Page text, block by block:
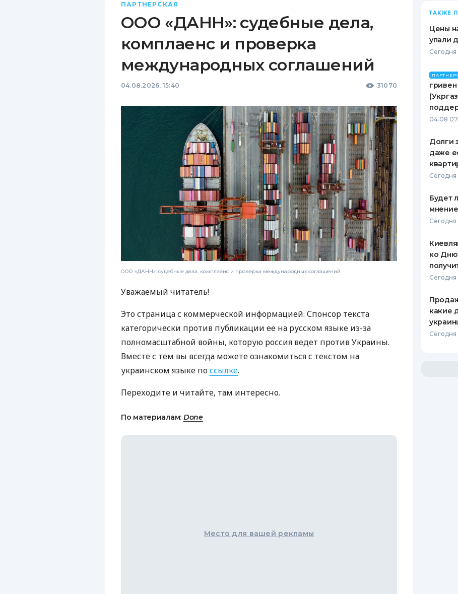
ПАРТНЕРСКАЯ
ООО «ДАНН»: судебные дела,
комплаенс и проверка
международных соглашений
04.08.2026, 15:40 31070
ООО «ДАНН»: судебные дела, комплаенс и проверка международных соглашений
Уважаемый читатель!
Это страница с коммерческой информацией. Спонсор текста
категорически против публикации ее на русском языке из-за
полномасштабной войны, которую россия ведет против Украины.
Вместе с тем вы всегда можете ознакомиться с текстом на
украинском языке поссылке.
Переходите и читайте, там интересно.
По материалам: Done
Место для вашей рекламы
ТАКЖЕ
Цены
упали
Сегодня
04.08
Долги
даже
Сегодня
Будет
Сегодня
ко Дню
Сегодня
какие
Сегодня